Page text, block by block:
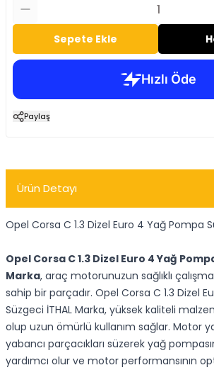
Sepete Ekle
Paylaş
Ürün Detayı
Opel Corsa C 1.3 Dizel Euro 4 Yağ Pompa
Opel Corsa C 1.3 Dizel Euro 4 Yağ
Marka, araç motorunuzun sağlıklı
sahip bir parçadır. Opel Corsa C 1.3 Dizel
Süzgeci İTHAL Marka, yüksek kaliteli
olup uzun ömürlü kullanım sağlar. Motor
yabancı parçacıkları süzerek yağ
yardımcı olur ve motor performansının